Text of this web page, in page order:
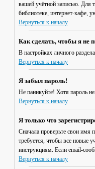
вашей учётной записью. Для
библиотеке, интернет-кафе,
Вернуться к началу
Как сделать, чтобы я не
В настройках личного
Вернуться к началу
Я забыл пароль!
Не паникуйте! Хотя пароль
Вернуться к началу
Я только что
Сначала проверьте свои имя
требуется, чтобы все новые
инструкциям. Если email-
Вернуться к началу